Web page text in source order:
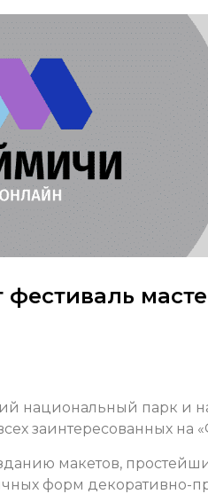
национальный парк и
заинтересованных на
макетов,
форм декоративно-